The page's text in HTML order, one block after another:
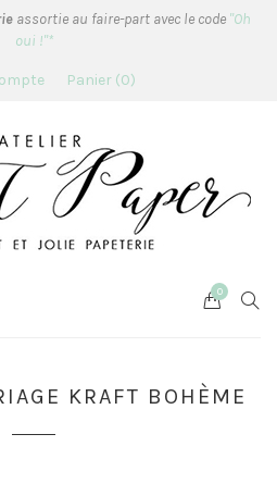
assortie au faire-part avec le code "Oh
oui !"*
Panier 0
Cart
0
KRAFT BOHÈME